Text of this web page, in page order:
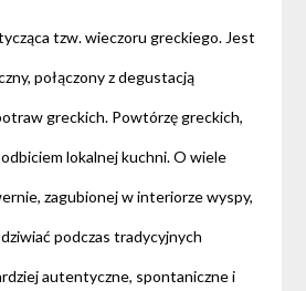
tzw. wieczoru greckiego. Jest
połączony z degustacją
greckich. Powtórzę greckich,
lokalnej kuchni. O wiele
zagubionej w interiorze wyspy,
podczas tradycyjnych
autentyczne, spontaniczne i